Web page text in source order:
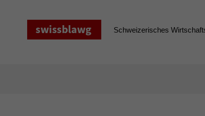
Schweizerisches